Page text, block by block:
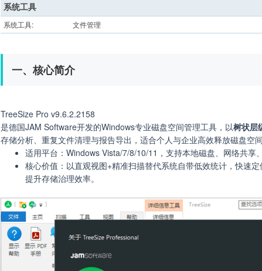
系统工具
系统工具: 文件管理
一、核心简介
TreeSize Pro v9.6.2.2158
是德国JAM Software开发的Windows专业磁盘空间管理工具，以树状层
存储分析、重复文件清理与报告导出，适合个人与企业高效释放磁盘空间
适用平台：Windows Vista/7/8/10/11，支持本地磁盘、网络共享
核心价值：以直观视图+精准扫描替代系统自带低效统计，快速
提升存储治理效率。